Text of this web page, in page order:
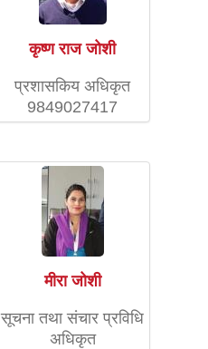
कृष्ण राज जोशी
प्रशासकिय अधिकृत
9849027417
मीरा जोशी
सूचना तथा संचार प्रविधि
अधिकृत